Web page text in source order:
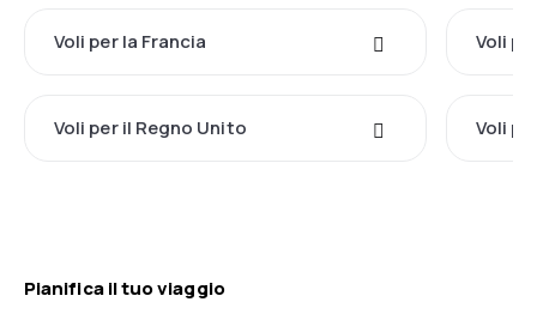
Voli per la Francia Voli
Voli per il Regno Unito Voli
Pianifica il tuo viaggio